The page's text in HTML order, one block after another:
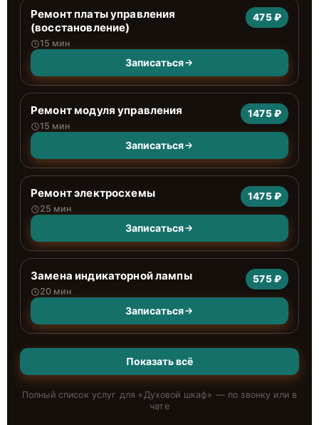
Ремонт платы управления
(восстановление)
15 мин
475 ₽
Записаться
Ремонт модуля управления
15 мин
1475 ₽
Записаться
Ремонт электросхемы
25 мин
1475 ₽
Записаться
Замена индикаторной лампы
20 мин
575 ₽
Записаться
Показать всё
Полный список услуг для «Духовой шкаф» — по звонку или в
чате